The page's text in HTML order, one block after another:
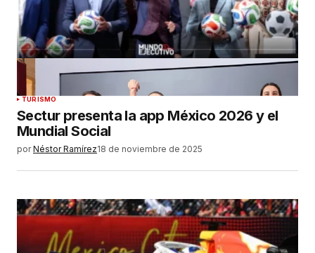
TURISMO
Sectur presenta la app México 2026 y el
Mundial Social
por Néstor Ramírez18 de noviembre de 2025